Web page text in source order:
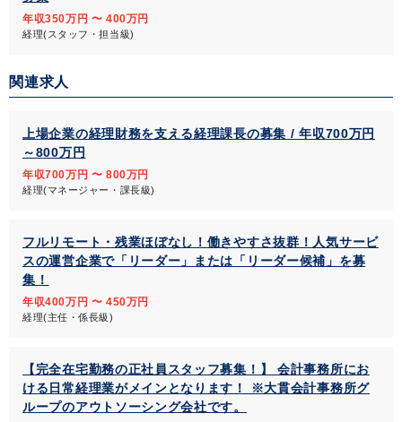
年収350万円 〜 400万円
経理(スタッフ・担当級)
関連求人
上場企業の経理財務を支える経理課長の募集 / 年収700万円
～800万円
年収700万円 〜 800万円
経理(マネージャー・課長級)
フルリモート・残業ほぼなし！働きやすさ抜群！人気サービ
スの運営企業で「リーダー」または「リーダー候補」を募
集！
年収400万円 〜 450万円
経理(主任・係長級)
【完全在宅勤務の正社員スタッフ募集！】 会計事務所にお
ける日常経理業がメインとなります！ ※大貫会計事務所グ
ループのアウトソーシング会社です。